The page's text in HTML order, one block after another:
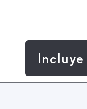
Incluye